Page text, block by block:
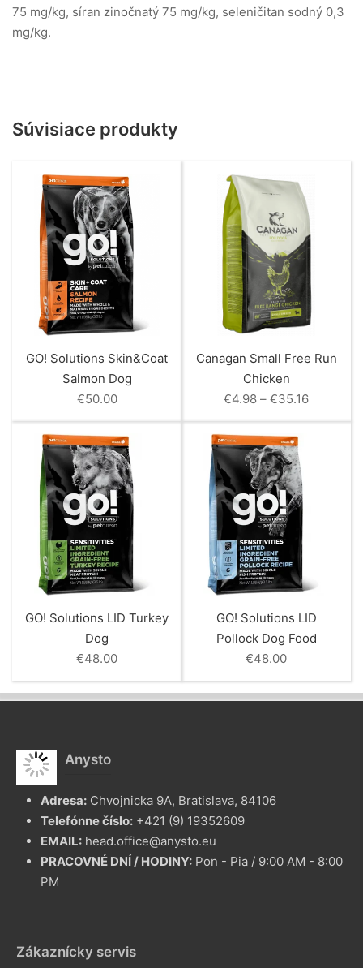
75 mg/kg, síran zinočnatý 75 mg/kg, seleničitan sodný 0,3
mg/kg.
Súvisiace produkty
GO! Solutions Skin&Coat
Salmon Dog
€50.00
Canagan Small Free Run
Chicken
€4.98 – €35.16Price
range:
GO! Solutions LID Turkey
Dog
€48.00
GO! Solutions LID
Pollock Dog Food
€48.00
Anysto
Adresa: Chvojnicka 9A, Bratislava, 84106
Telefónne číslo: +421 (9) 19352609
EMAIL: head.office@anysto.eu
PRACOVNÉ DNÍ / HODINY: Pon - Pia / 9:00 AM - 8:00
PM
Zákaznícky servis